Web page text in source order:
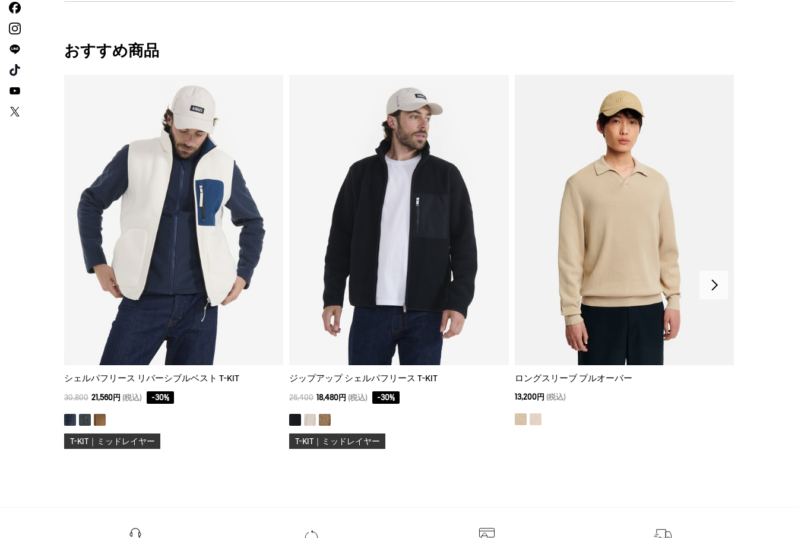
おすすめ商品
シェルパフリース リバーシブルベスト T-KIT
30,800 21,560円 (税込) -30%
T-KIT｜ミッドレイヤー
ジップアップ シェルパフリース T-KIT
26,400 18,480円 (税込) -30%
T-KIT｜ミッドレイヤー
ロングスリーブ プルオーバー
13,200円 (税込)